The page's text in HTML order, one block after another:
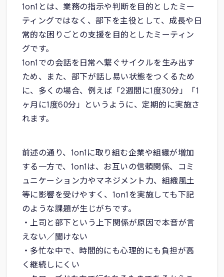
1on1とは、業務の指示や判断を目的としたミー
ティングではなく、部下を主役として、成長や日
常的な困りごとの支援を目的としたミーティン
グです。
1on1での会話を日常へ繋ぐサイクルを生み出す
ため、また、部下が話し易い状態をつくるため
に、多くの場合、例えば「2週間に1度30分」「1
ヶ月に1度60分」というように、定期的に実施さ
れます。
前述の通り、1on1に取り組む企業や組織が増加
する一方で、1on1は、お互いの信頼関係、コミ
ュニケーション力やマネジメント力、組織風土
等に影響を受けやすく、1on1を実施しても下記
のような課題が生じがちです。
・上司と部下という上下関係が原因で本音が言
えない／聞けない
・多忙な中で、時間的にも心理的にも負担が高
く継続しにくい